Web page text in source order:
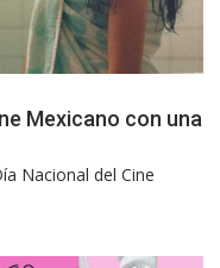
Mexicano con una
Nacional del Cine